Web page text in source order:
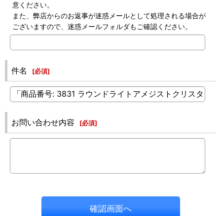
意ください。
また、弊店からのお返事が迷惑メールとして処理される場合が
ございますので、迷惑メールフォルダもご確認ください。
件名 [必須]
お問い合わせ内容 [必須]
確認画面へ